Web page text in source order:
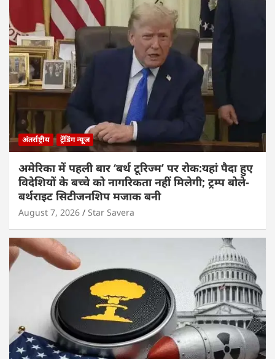
अंतर्राष्ट्रीय ट्रेंडिंग न्यूज
अमेरिका में पहली बार ‘बर्थ टूरिज्म’ पर रोक:यहां पैदा हुए
विदेशियों के बच्चे को नागरिकता नहीं मिलेगी; ट्रम्प बोले-
बर्थराइट सिटीजनशिप मजाक बनी
August 7, 2026 Star Savera